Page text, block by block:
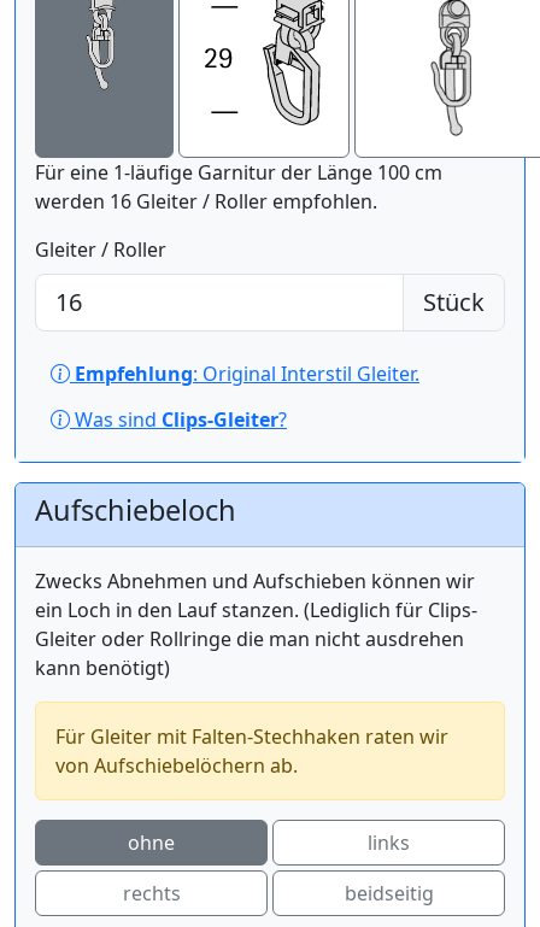
Für eine 1-läufige Garnitur der Länge 100 cm
werden 16 Gleiter / Roller empfohlen.
Gleiter / Roller
Stück
Empfehlung: Original Interstil Gleiter.
Was sind Clips-Gleiter?
Aufschiebeloch
Zwecks Abnehmen und Aufschieben können wir
ein Loch in den Lauf stanzen. (Lediglich für Clips-
Gleiter oder Rollringe die man nicht ausdrehen
kann benötigt)
Für Gleiter mit Falten-Stechhaken raten wir
von Aufschiebelöchern ab.
ohne
links
rechts
beidseitig